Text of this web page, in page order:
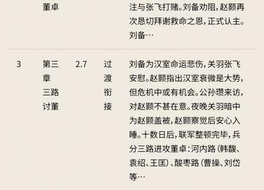
董卓
注与张飞打赌。刘备劝阻，赵颢再
次恳切拜谢救命之恩，正式认主。
刘备…
3
第三
章
三路
讨董
2.7
过
渡
衔
接
刘备为汉室命运悲伤，关羽张飞
安慰。赵颢指出汉室衰微是大势，
但危机中或有机会。公孙瓒来访，
对赵颢不甚在意。夜晚关羽暗中
为赵颢盖被，赵颢察觉后安心入
睡。十数日后，联军整顿完毕，兵
分三路进攻董卓：河内路（韩馥、
袁绍、王匡）、酸枣路（曹操、刘岱
等…